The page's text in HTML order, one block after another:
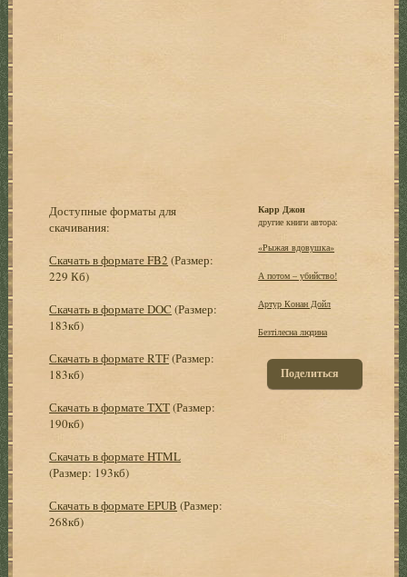
Доступные форматы для
скачивания:
Скачать в формате FB2 (Размер:
229 Кб)
Скачать в формате DOC (Размер:
183кб)
Скачать в формате RTF(Размер:
183кб)
Скачать в формате TXT(Размер:
190кб)
Скачать в формате HTML
(Размер: 193кб)
Скачать в формате EPUB (Размер:
268кб)
Карр Джон
другие книги автора:
«Рыжая вдовушка»
А потом – убийство!
Артур Конан Дойл
Безтілесна людина
Поделиться